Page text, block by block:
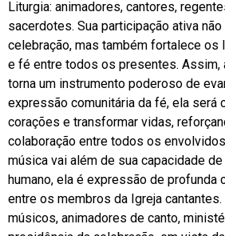
Liturgia: animadores, cantores,
sacerdotes. Sua participação ativa
celebração, mas também fortalece os
e fé entre todos os presentes. Assim,
torna um instrumento poderoso de
expressão comunitária da fé, ela será
corações e transformar vidas,
colaboração entre todos os
música vai além de sua capacidade
humano, ela é expressão de profunda
entre os membros da Igreja
músicos, animadores de canto,